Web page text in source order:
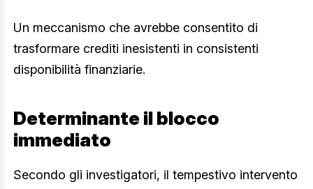
Un meccanismo che avrebbe consentito di
trasformare crediti inesistenti in consistenti
disponibilità finanziarie.
Determinante il blocco
immediato
Secondo gli investigatori, il tempestivo intervento